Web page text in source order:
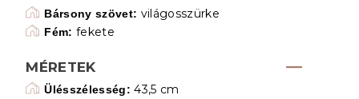
Bársony szövet: világosszürke
Fém: fekete
MÉRETEK
Ülésszélesség: 43,5 cm